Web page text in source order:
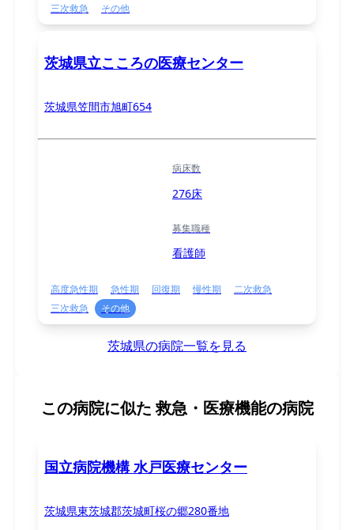
三次救急 その他
茨城県立こころの医療センター
茨城県笠間市旭町654
病床数
276床
募集職種
看護師
高度急性期 急性期 回復期 慢性期
二次救急
三次救急
その他
茨城県の病院一覧を見る
この病院に似た 救急・医療機能の病院
国立病院機構 水戸医療センター
茨城県東茨城郡茨城町桜の郷280番地